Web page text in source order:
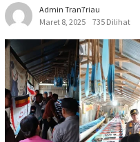
Admin Tran7riau
Maret 8, 2025
735 Dilihat